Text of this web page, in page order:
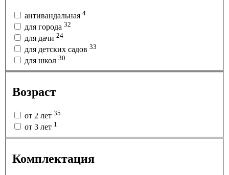
антивандальная 4
для города 32
для дачи 24
для детских садов 33
для школ 30
Возраст
от 2 лет 35
от 3 лет 1
Комплектация